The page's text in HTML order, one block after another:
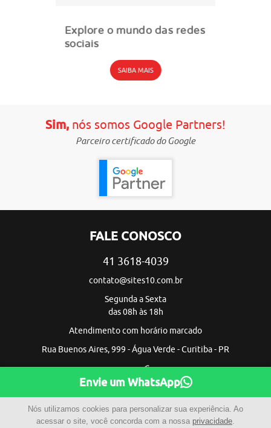
Explore o mundo das redes
sociais
SAIBA MAIS
Sim,nós somos Google Partners!
Parceiro certificado do Google
FALE CONOSCO
41 3618-4039
contato@sites10.com.br
Segunda a Sexta
das 08h às 18h
Atendimento com horário marcado
Rua Buenos Aires, 999 - Água Verde - Curitiba - PR
Envie um WhatsApp
Nós utilizamos cookies para personalizar sua experiência. Ao
acessar o site, você concorda com a nossa privacidade.